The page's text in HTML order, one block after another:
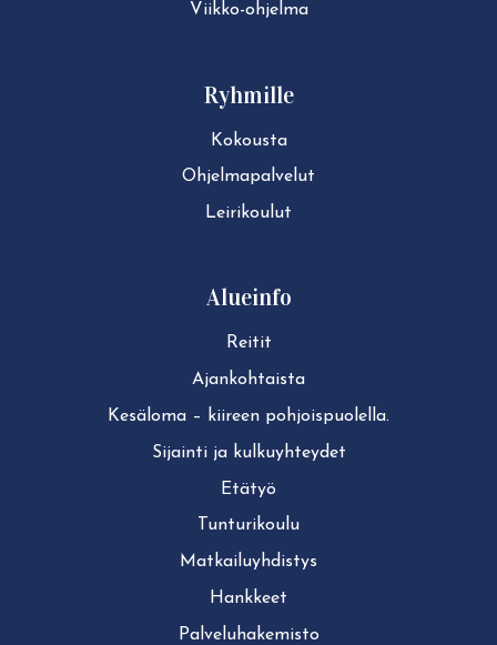
Viikko-ohjelma
Ryhmille
Kokousta
Ohjelmapalvelut
Leirikoulut
Alueinfo
Reitit
Ajan­koh­tais­ta
Kesäloma – kiireen pohjoispuolella.
Sijainti ja kul­ku­yh­tey­det
Etätyö
Tun­tu­ri­kou­lu
Mat­kai­lu­yh­dis­tys
Hankkeet
Pal­ve­lu­ha­ke­mis­to